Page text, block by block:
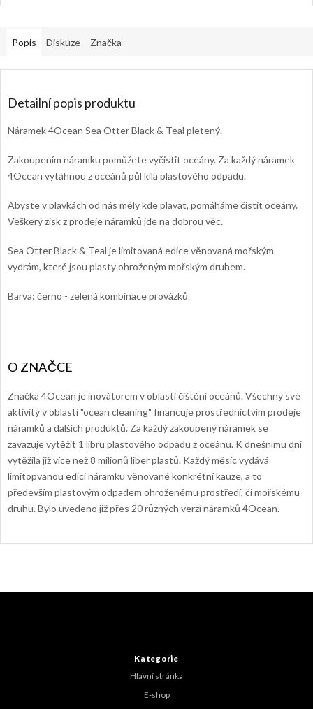
Popis Diskuze Značka
Detailní popis produktu
Náramek 4Ocean Sea Otter Black & Teal pletený.
Zakoupením náramku pomůžete vyčistit oceány. Za každý náramek
4Ocean vytáhnou z oceánů půl kila plastového odpadu.
Abyste v plavkách od nás měly kde plavat, pomáháme čistit oceány.
Veškerý zisk z prodeje náramků jde na dobrou věc.
Sea Otter Black & Teal je limitovaná edice věnovaná mořským
vydrám, které jsou plasty ohroženým mořským druhem.
Barva: černo - zelená kombinace provázků
Značka 4Ocean je inovátorem v oblasti čištění oceánů. Všechny své
aktivity v oblasti "ocean cleaning" financuje prostřednictvím prodeje
náramků a dalších produktů. Za každý zakoupený náramek se
zavazuje vytěžit 1 libru plastového odpadu z oceánu. K dnešnímu dni
vytěžila již více než 8 milionů liber plastů. Každý měsíc vydává
limitopvanou edici náramku věnované konkrétní kauze, a to
především plastovým odpadem ohroženému prostředí, či mořskému
druhu. Bylo uvedeno již přes 20 různých verzí náramků 4Ocean.
Kategorie
Hlavní stránka
E-shop